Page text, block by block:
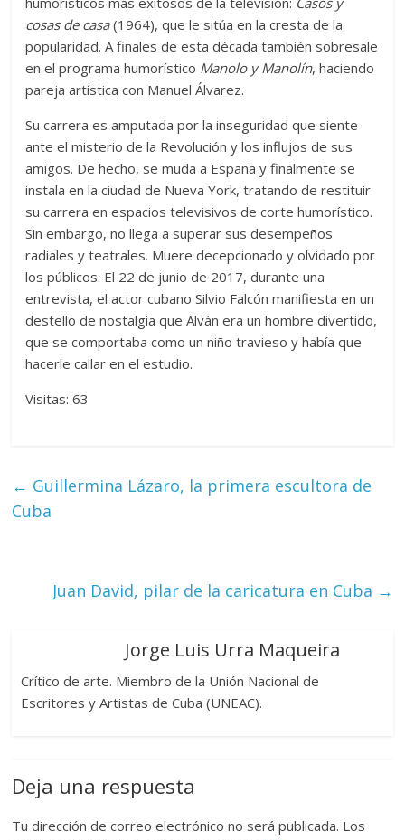
cosas de casa(1964), que le sitúa en la cresta de la
popularidad. A finales de esta década también sobresale
en el programa humorístico Manolo y Manolín, haciendo
pareja artística con Manuel Álvarez.
Su carrera es amputada por la inseguridad que siente
ante el misterio de la Revolución y los influjos de sus
amigos. De hecho, se muda a España y finalmente se
instala en la ciudad de Nueva York, tratando de restituir
su carrera en espacios televisivos de corte humorístico.
Sin embargo, no llega a superar sus desempeños
radiales y teatrales. Muere decepcionado y olvidado por
los públicos. El 22 de junio de 2017, durante una
entrevista, el actor cubano Silvio Falcón manifiesta en un
destello de nostalgia que Alván era un hombre divertido,
que se comportaba como un niño travieso y había que
hacerle callar en el estudio.
Visitas: 63
← Guillermina Lázaro, la primera escultora de
Cuba
Juan David, pilar de la caricatura en Cuba →
Jorge Luis Urra Maqueira
Crítico de arte. Miembro de la Unión Nacional de
Escritores y Artistas de Cuba (UNEAC).
Deja una respuesta
Tu dirección de correo electrónico no será publicada. Los